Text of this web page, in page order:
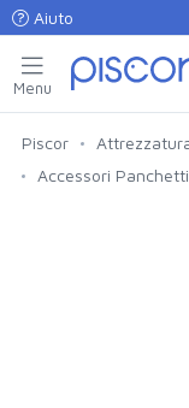
Aiuto
Menu
Piscor
Accessori